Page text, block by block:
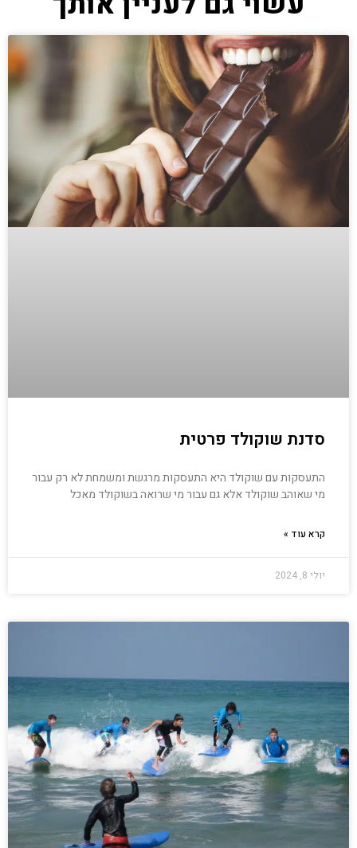
סדנת שוקולד פרטית
התעסקות עם שוקולד היא התעסקות מרגשת ומשמחת לא רק עבור
מי שאוהב שוקולד אלא גם עבור מי שרואה בשוקולד מאכל
קרא עוד »
יולי 8, 2024